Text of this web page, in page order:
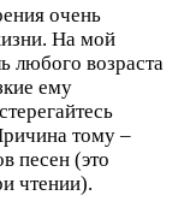
очень
На мой
любого возраста
ему
тому –
песен (это
чтении).